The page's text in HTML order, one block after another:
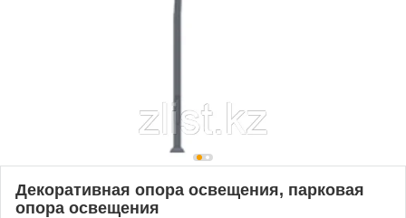
Декоративная опора освещения, парковая
опора освещения